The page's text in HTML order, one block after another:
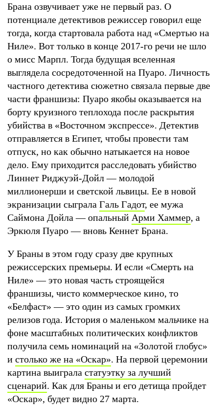
Брана озвучивает уже не первый раз. О
потенциале детективов режиссер говорил еще
тогда, когда стартовала работа над «Смертью на
Ниле». Вот только в конце 2017-го речи не шло
о мисс Марпл. Тогда будущая вселенная
выглядела сосредоточенной на Пуаро. Личность
частного детектива сюжетно связала первые две
части франшизы: Пуаро якобы оказывается на
борту круизного теплохода после раскрытия
убийства в «Восточном экспрессе». Детектив
отправляется в Египет, чтобы провести там
отпуск, но как обычно натыкается на новое
дело. Ему приходится расследовать убийство
Линнет Риджуэй-Дойл — молодой
миллионерши и светской львицы. Ее в новой
экранизации сыграла Галь Гадот, ее мужа
Саймона Дойла — опальный Арми Хаммер, а
Эркюля Пуаро — вновь Кеннет Брана.
У Браны в этом году сразу две крупных
режиссерских премьеры. И если «Смерть на
Ниле» — это новая часть строящейся
франшизы, чисто коммерческое кино, то
«Белфаст» — это один из самых громких
релизов года. История о маленьком мальчике на
фоне масштабных политических конфликтов
получила семь номинаций на «Золотой глобус»
и столько же на «Оскар». На первой церемонии
картина выиграла статуэтку за лучший
сценарий. Как для Браны и его детища пройдет
«Оскар», будет видно 27 марта.